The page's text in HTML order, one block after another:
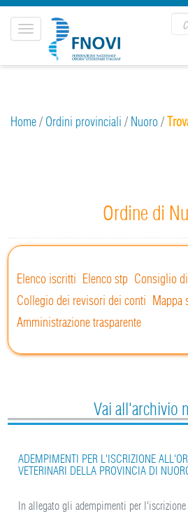
Toggle
navigation
Home/ Ordini provinciali / Nuoro/
Ordine di
Elenco iscritti Elenco stp Consiglio
Collegio dei revisori dei conti Mappa
Amministrazione trasparente
Vai all'archivio
ADEMPIMENTI PER L'ISCRIZIONE
VETERINARI DELLA PROVINCIA DI
In allegato gli adempimenti per